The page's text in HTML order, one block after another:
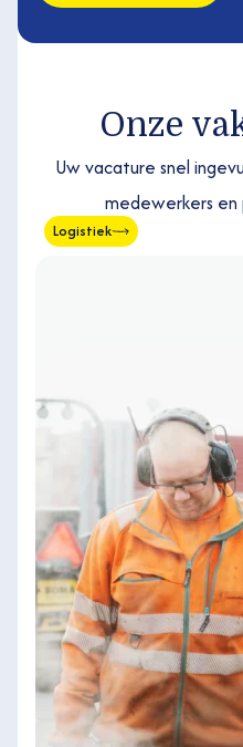
Onze
Uw vacature snel
medewerkers
Logistiek